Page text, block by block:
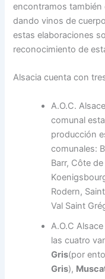
encontramos
dando vinos de
estas elaboraciones
reconocimiento de
Alsacia cuenta con
A.O.C.
comunal
producción
comunales:
Barr, Côte
Rodern,
Val Saint
A.O.C
las cuatro
Gris(por
Gris),